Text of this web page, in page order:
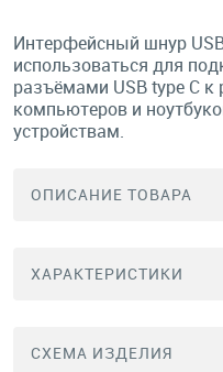
Интерфейсный шнур
использоваться для
разъёмами USB type C
компьютеров и
устройствам.
ОПИСАНИЕ ТОВАРА
ХАРАКТЕРИСТИКИ
СХЕМА ИЗДЕЛИЯ